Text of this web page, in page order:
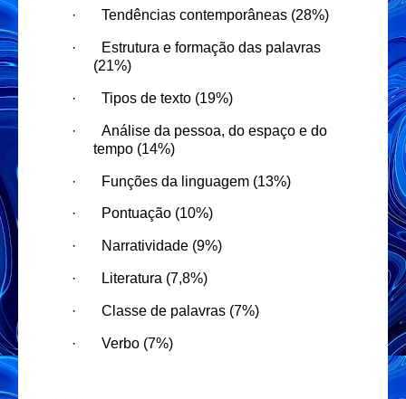
· Tendências contemporâneas (28%)
·
Estrutura e formação das palavras
(21%)
· Tipos de texto (19%)
·
Análise da pessoa, do espaço e do
tempo (14%)
· Funções da linguagem (13%)
· Pontuação (10%)
· Narratividade (9%)
· Literatura (7,8%)
· Classe de palavras (7%)
· Verbo (7%)